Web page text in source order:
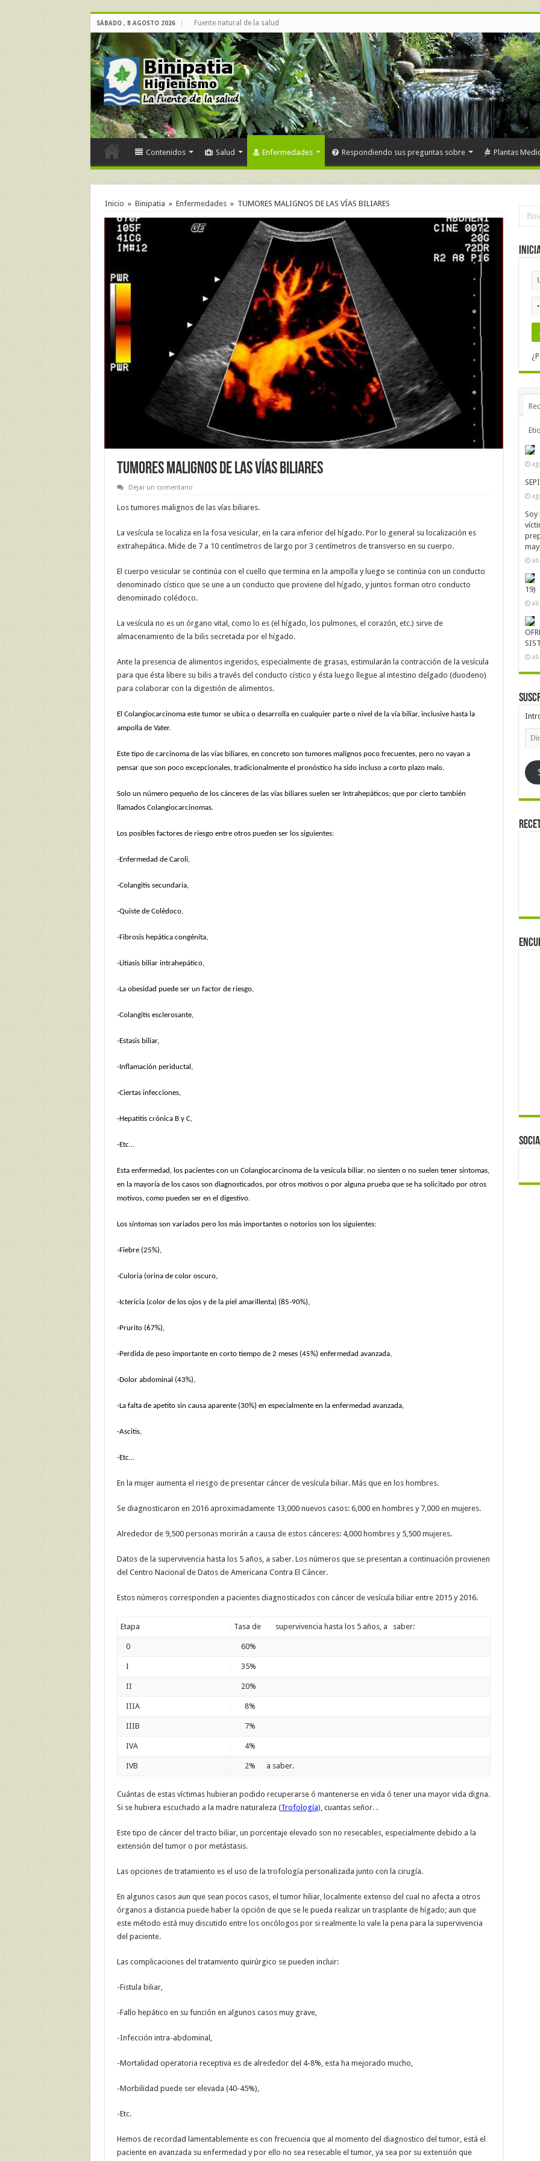
SÁBADO , 8 AGOSTO 2026 Fuente natural de la salud
Contenidos Salud Enfermedades Respondiendo sus preguntas sobre Plantas
Inicio » Binipatia » Enfermedades » TUMORES MALIGNOS DE LAS VÍAS BILIARES
TUMORES MALIGNOS DE LAS VÍAS BILIARES
Dejar un comentario
Los tumores malignos de las vías biliares.
La vesícula se localiza en la fosa vesicular, en la cara inferior del hígado. Por lo general su localización es
extrahepática. Mide de 7 a 10 centímetros de largo por 3 centímetros de transverso en su cuerpo.
El cuerpo vesicular se continúa con el cuello que termina en la ampolla y luego se continúa con un conducto
denominado cístico que se une a un conducto que proviene del hígado, y juntos forman otro conducto
denominado colédoco.
La vesícula no es un órgano vital, como lo es (el hígado, los pulmones, el corazón, etc.) sirve de
almacenamiento de la bilis secretada por el hígado.
Ante la presencia de alimentos ingeridos, especialmente de grasas, estimularán la contracción de la vesícula
para que ésta libere su bilis a través del conducto cístico y ésta luego llegue al intestino delgado (duodeno)
para colaborar con la digestión de alimentos.
El Colangiocarcinoma este tumor se ubica o desarrolla en cualquier parte o nivel de la vía biliar, inclusive hasta la
ampolla de Vater.
Este tipo de carcinoma de las vías biliares, en concreto son tumores malignos poco frecuentes, pero no vayan a
pensar que son poco excepcionales, tradicionalmente el pronóstico ha sido incluso a corto plazo malo.
Solo un número pequeño de los cánceres de las vías biliares suelen ser Intrahepáticos; que por cierto también
llamados Colangiocarcinomas.
Los posibles factores de riesgo entre otros pueden ser los siguientes:
-Enfermedad de Caroli,
-Colangitis secundaria,
-Quiste de Colédoco,
-Fibrosis hepática congénita,
-Litiasis biliar intrahepático,
-La obesidad puede ser un factor de riesgo,
-Colangitis esclerosante,
-Estasis biliar,
-Inflamación periductal,
-Ciertas infecciones,
-Hepatitis crónica B y C,
-Etc…
Esta enfermedad, los pacientes con un Colangiocarcinoma de la vesícula biliar, no sienten o no suelen tener síntomas,
en la mayoría de los casos son diagnosticados, por otros motivos o por alguna prueba que se ha solicitado por otros
motivos, como pueden ser en el digestivo.
Los síntomas son variados pero los más importantes o notorios son los siguientes:
-Fiebre (25%),
-Culoria (orina de color oscuro,
-Ictericia (color de los ojos y de la piel amarillenta) (85-90%),
-Prurito (67%),
-Perdida de peso importante en corto tiempo de 2 meses (45%) enfermedad avanzada,
-Dolor abdominal (43%),
-La falta de apetito sin causa aparente (30%) en especialmente en la enfermedad avanzada,
-Ascitis,
-Etc…
En la mujer aumenta el riesgo de presentar cáncer de vesícula biliar. Más que en los hombres.
Se diagnosticaron en 2016 aproximadamente 13,000 nuevos casos: 6,000 en hombres y 7,000 en mujeres.
Alrededor de 9,500 personas morirán a causa de estos cánceres: 4,000 hombres y 5,500 mujeres.
Datos de la supervivencia hasta los 5 años, a saber. Los números que se presentan a continuación provienen
del Centro Nacional de Datos de Americana Contra El Cáncer.
Estos números corresponden a pacientes diagnosticados con cáncer de vesícula biliar entre 2015 y 2016.
Etapa Tasa de supervivencia hasta los 5 años, a saber:
0 60%
I 35%
II 20%
IIIA 8%
IIIB 7%
IVA 4%
IVB 2% a saber.
Cuántas de estas víctimas hubieran podido recuperarse ó mantenerse en vida ó tener una mayor vida digna.
Si se hubiera escuchado a la madre naturaleza (Trofología), cuantas señor. .
Este tipo de cáncer del tracto biliar, un porcentaje elevado son no resecables, especialmente debido a la
extensión del tumor o por metástasis.
Las opciones de tratamiento es el uso de la trofología personalizada junto con la cirugía.
En algunos casos aun que sean pocos casos, el tumor hiliar, localmente extenso del cual no afecta a otros
órganos a distancia puede haber la opción de que se le pueda realizar un trasplante de hígado; aun que
este método está muy discutido entre los oncólogos por si realmente lo vale la pena para la supervivencia
del paciente.
Las complicaciones del tratamiento quirúrgico se pueden incluir:
-Fistula biliar,
-Fallo hepático en su función en algunos casos muy grave,
-Infección intra-abdominal,
-Mortalidad operatoria receptiva es de alrededor del 4-8%, esta ha mejorado mucho,
-Morbilidad puede ser elevada (40-45%),
-Etc.
Hemos de recordad lamentablemente es con frecuencia que al momento del diagnostico del tumor, está el
paciente en avanzada su enfermedad y por ello no sea resecable el tumor, ya sea por su extensión que
Soy
19)
de